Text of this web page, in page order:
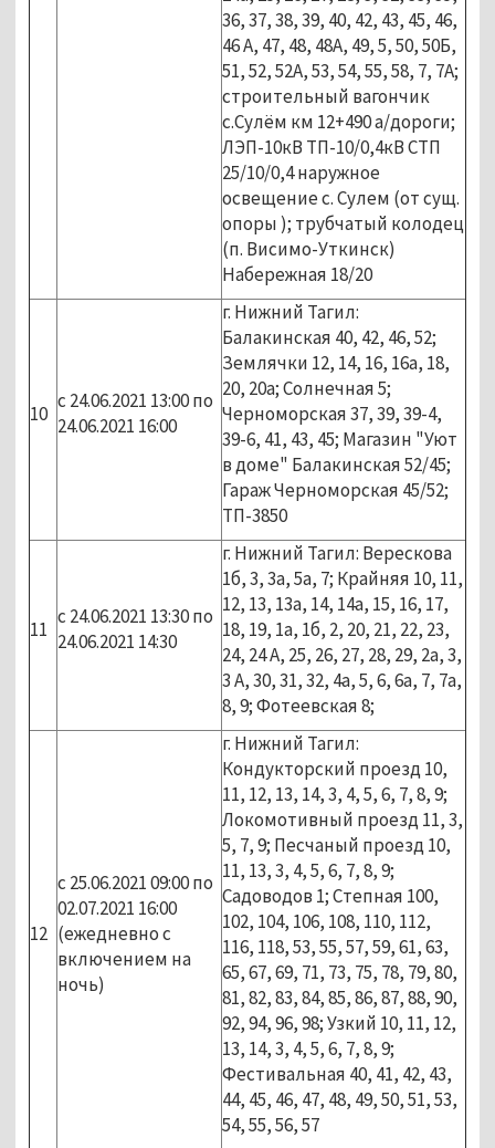
36, 37, 38, 39, 40, 42, 43, 45, 46,
46 А, 47, 48, 48А, 49, 5, 50, 50Б,
51, 52, 52А, 53, 54, 55, 58, 7, 7А;
строительный вагончик
с.Сулём км 12+490 а/дороги;
ЛЭП-10кВ ТП-10/0,4кВ СТП
25/10/0,4 наружное
освещение с. Сулем (от сущ.
опоры ); трубчатый колодец
(п. Висимо-Уткинск)
Набережная 18/20
10
с 24.06.2021 13:00 по
24.06.2021 16:00
г. Нижний Тагил:
Балакинская 40, 42, 46, 52;
Землячки 12, 14, 16, 16а, 18,
20, 20а; Солнечная 5;
Черноморская 37, 39, 39-4,
39-6, 41, 43, 45; Магазин "Уют
в доме" Балакинская 52/45;
Гараж Черноморская 45/52;
ТП-3850
11
с 24.06.2021 13:30 по
24.06.2021 14:30
г. Нижний Тагил: Верескова
1б, 3, 3а, 5а, 7; Крайняя 10, 11,
12, 13, 13а, 14, 14а, 15, 16, 17,
18, 19, 1а, 1б, 2, 20, 21, 22, 23,
24, 24 А, 25, 26, 27, 28, 29, 2а, 3,
3 А, 30, 31, 32, 4а, 5, 6, 6а, 7, 7а,
8, 9; Фотеевская 8;
12
с 25.06.2021 09:00 по
02.07.2021 16:00
(ежедневно с
включением на
ночь)
г. Нижний Тагил:
Кондукторский проезд 10,
11, 12, 13, 14, 3, 4, 5, 6, 7, 8, 9;
Локомотивный проезд 11, 3,
5, 7, 9; Песчаный проезд 10,
11, 13, 3, 4, 5, 6, 7, 8, 9;
Садоводов 1; Степная 100,
102, 104, 106, 108, 110, 112,
116, 118, 53, 55, 57, 59, 61, 63,
65, 67, 69, 71, 73, 75, 78, 79, 80,
81, 82, 83, 84, 85, 86, 87, 88, 90,
92, 94, 96, 98; Узкий 10, 11, 12,
13, 14, 3, 4, 5, 6, 7, 8, 9;
Фестивальная 40, 41, 42, 43,
44, 45, 46, 47, 48, 49, 50, 51, 53,
54, 55, 56, 57